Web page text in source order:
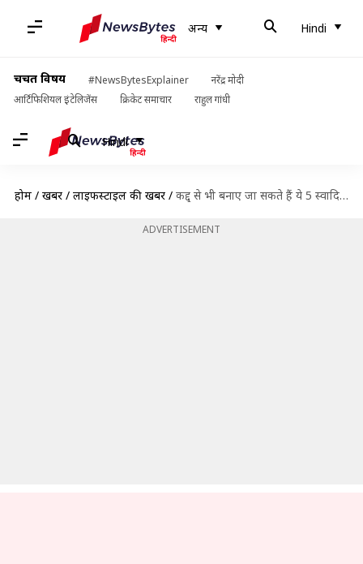
अन्य Hindi
चर्चित विषय #NewsBytesExplainer
नरेंद्र मोदी
आर्टिफिशियल इंटेलिजेंस
क्रिकेट समाचार राहुल गांधी
Hindi
होम / खबरें / लाइफस्टाइल की खबरें / कद्दू से भी बनाए जा सकते हैं ये 5 स्वादिष्ट व्यंजन, आसान हैं रेसिपी
ADVERTISEMENT